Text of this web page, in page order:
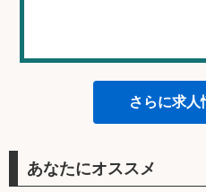
さらに求人
あなたにオススメ